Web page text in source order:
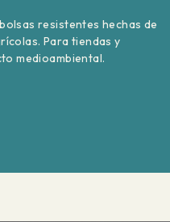
resistentes hechas de
Para tiendas y
medioambiental.